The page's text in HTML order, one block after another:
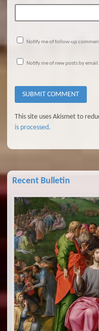
Notify me of follow-up
Notify me of new posts by email.
This site uses Akismet to
is processed.
Recent Bulletin